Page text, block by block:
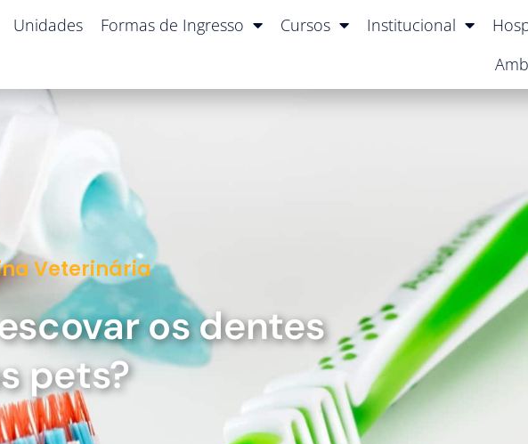
Unidades Formas de Ingresso Cursos Institucional
Veterinária
os dentes
pets?